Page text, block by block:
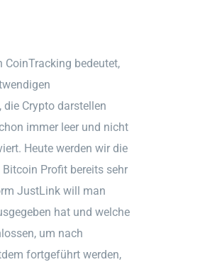
bedeutet,
Crypto darstellen
immer leer und nicht
Heute werden wir die
Profit bereits sehr
JustLink will man
hat und welche
um nach
fortgeführt werden,